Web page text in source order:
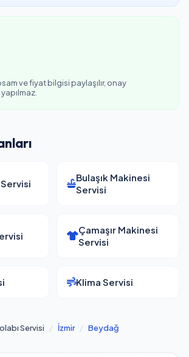
ve fiyat bilgisi paylaşılır, onay
Bulaşık Makinesi
Servisi
Çamaşır Makinesi
Servisi
Klima Servisi
Servisi / İzmir / Beydağ